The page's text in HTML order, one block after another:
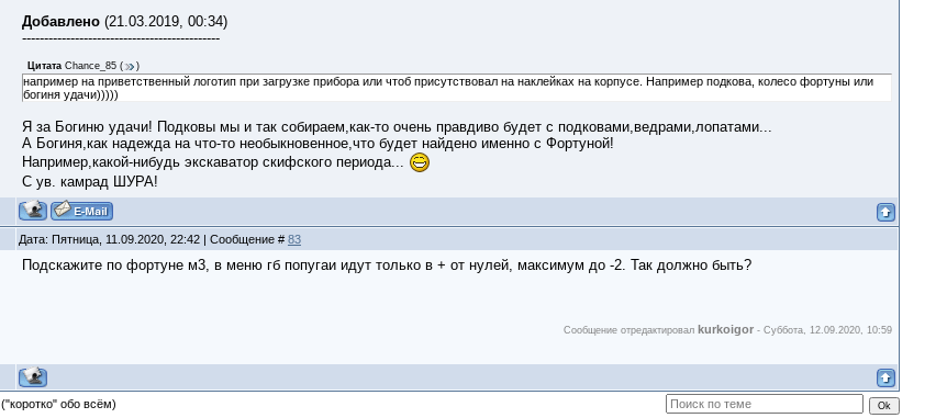
Добавлено(21.03.2019, 00:34)
---------------------------------------------
Цитата Chance_85( )
например на приветственный логотип при загрузке прибора или чтоб присутствовал на наклейках на корпусе. Например подкова, колесо фортуны или
богиня удачи)))))
Я за Богиню удачи! Подковы мы и так собираем,как-то очень правдиво будет с подковами,ведрами,лопатами...
А Богиня,как надежда на что-то необыкновенное,что будет найдено именно с Фортуной!
Например,какой-нибудь экскаватор скифского периода...
С ув. камрад ШУРА!
Дата: Пятница, 11.09.2020, 22:42 | Сообщение # 83
Подскажите по фортуне м3, в меню гб попугаи идут только в + от нулей, максимум до -2. Так должно быть?
Сообщение отредактировал kurkoigor- Суббота, 12.09.2020, 10:59
("коротко" обо всём)